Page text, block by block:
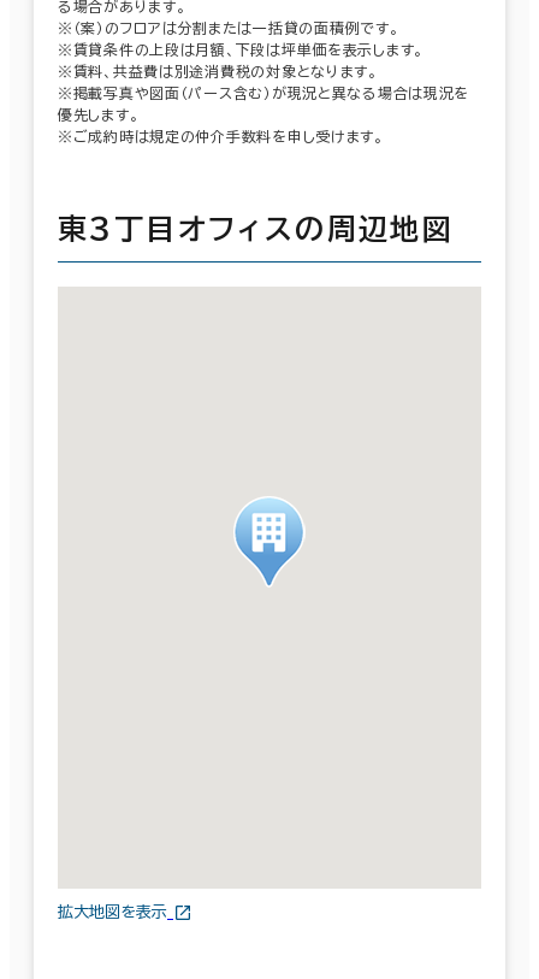
る場合があります。
※（案）のフロアは分割または一括貸の面積例です。
※賃貸条件の上段は月額、下段は坪単価を表示します。
※賃料、共益費は別途消費税の対象となります。
※掲載写真や図面（パース含む）が現況と異なる場合は現況を
優先します。
※ご成約時は規定の仲介手数料を申し受けます。
東３丁目オフィスの周辺地図
拡大地図を表示